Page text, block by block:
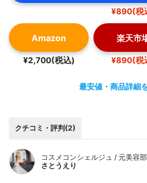
¥890(税
Amazon
¥2,700(税込)
楽天市
¥890(税
最安値・商品詳細
クチコミ・評判(2)
コスメコンシェルジュ / 元美容
さとうえり